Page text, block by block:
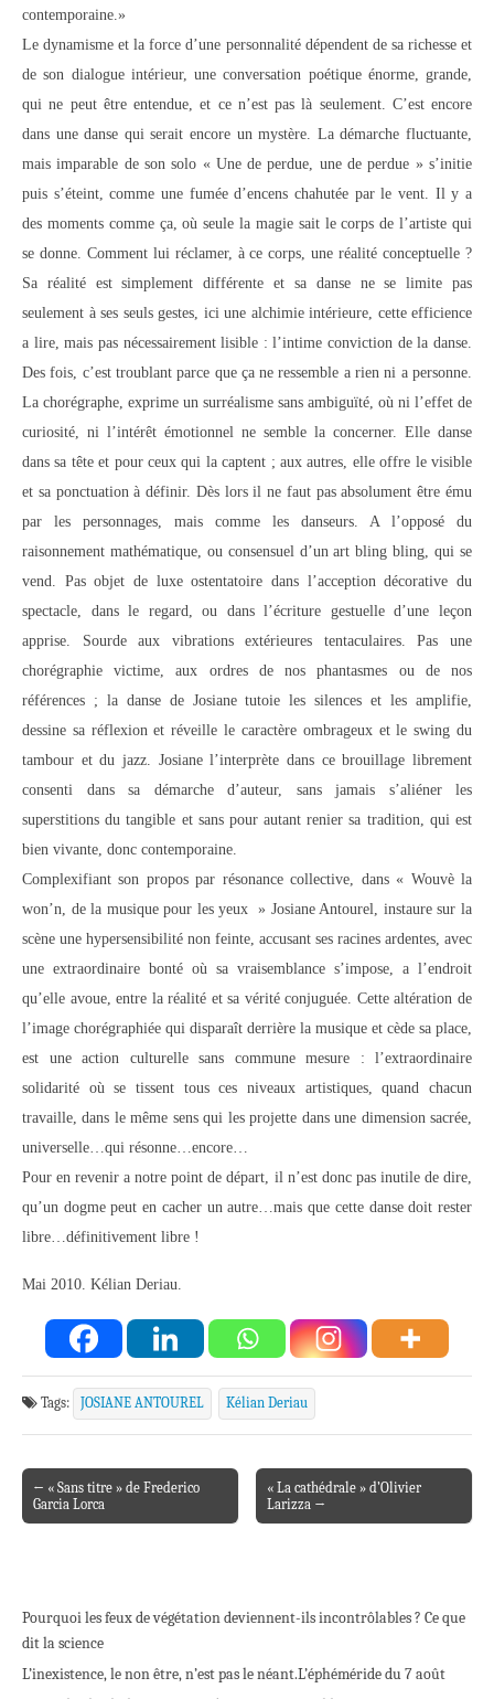
contemporaine.»
Le dynamisme et la force d’une personnalité dépendent de sa richesse et
de son dialogue intérieur, une conversation poétique énorme, grande,
qui ne peut être entendue, et ce n’est pas là seulement. C’est encore
dans une danse qui serait encore un mystère. La démarche fluctuante,
mais imparable de son solo « Une de perdue, une de perdue » s’initie
puis s’éteint, comme une fumée d’encens chahutée par le vent. Il y a
des moments comme ça, où seule la magie sait le corps de l’artiste qui
se donne. Comment lui réclamer, à ce corps, une réalité conceptuelle ?
Sa réalité est simplement différente et sa danse ne se limite pas
seulement à ses seuls gestes, ici une alchimie intérieure, cette efficience
a lire, mais pas nécessairement lisible : l’intime conviction de la danse.
Des fois, c’est troublant parce que ça ne ressemble a rien ni a personne.
La chorégraphe, exprime un surréalisme sans ambiguïté, où ni l’effet de
curiosité, ni l’intérêt émotionnel ne semble la concerner. Elle danse
dans sa tête et pour ceux qui la captent ; aux autres, elle offre le visible
et sa ponctuation à définir. Dès lors il ne faut pas absolument être ému
par les personnages, mais comme les danseurs. A l’opposé du
raisonnement mathématique, ou consensuel d’un art bling bling, qui se
vend. Pas objet de luxe ostentatoire dans l’acception décorative du
spectacle, dans le regard, ou dans l’écriture gestuelle d’une leçon
apprise. Sourde aux vibrations extérieures tentaculaires. Pas une
chorégraphie victime, aux ordres de nos phantasmes ou de nos
références ; la danse de Josiane tutoie les silences et les amplifie,
dessine sa réflexion et réveille le caractère ombrageux et le swing du
tambour et du jazz. Josiane l’interprète dans ce brouillage librement
consenti dans sa démarche d’auteur, sans jamais s’aliéner les
superstitions du tangible et sans pour autant renier sa tradition, qui est
bien vivante, donc contemporaine.
Complexifiant son propos par résonance collective, dans « Wouvè la
won’n, de la musique pour les yeux » Josiane Antourel, instaure sur la
scène une hypersensibilité non feinte, accusant ses racines ardentes, avec
une extraordinaire bonté où sa vraisemblance s’impose, a l’endroit
qu’elle avoue, entre la réalité et sa vérité conjuguée. Cette altération de
l’image chorégraphiée qui disparaît derrière la musique et cède sa place,
est une action culturelle sans commune mesure : l’extraordinaire
solidarité où se tissent tous ces niveaux artistiques, quand chacun
travaille, dans le même sens qui les projette dans une dimension sacrée,
universelle…qui résonne…encore…
Pour en revenir a notre point de départ, il n’est donc pas inutile de dire,
qu’un dogme peut en cacher un autre…mais que cette danse doit rester
libre…définitivement libre !
Mai 2010. Kélian Deriau.
Tags: JOSIANE ANTOUREL Kélian Deriau
Post navigation
← « Sans titre » de Frederico
Garcia Lorca
« La cathédrale » d’Olivier
Larizza →
Pourquoi les feux de végétation deviennent-ils incontrôlables ? Ce que
dit la science
L’inexistence, le non être, n’est pas le néant.L’éphéméride du 7 août